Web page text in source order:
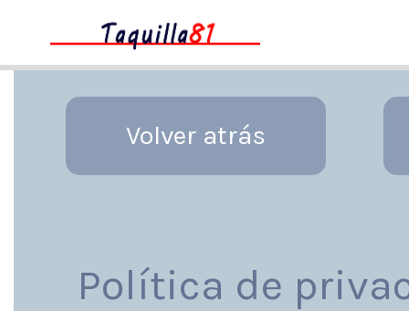
Política de